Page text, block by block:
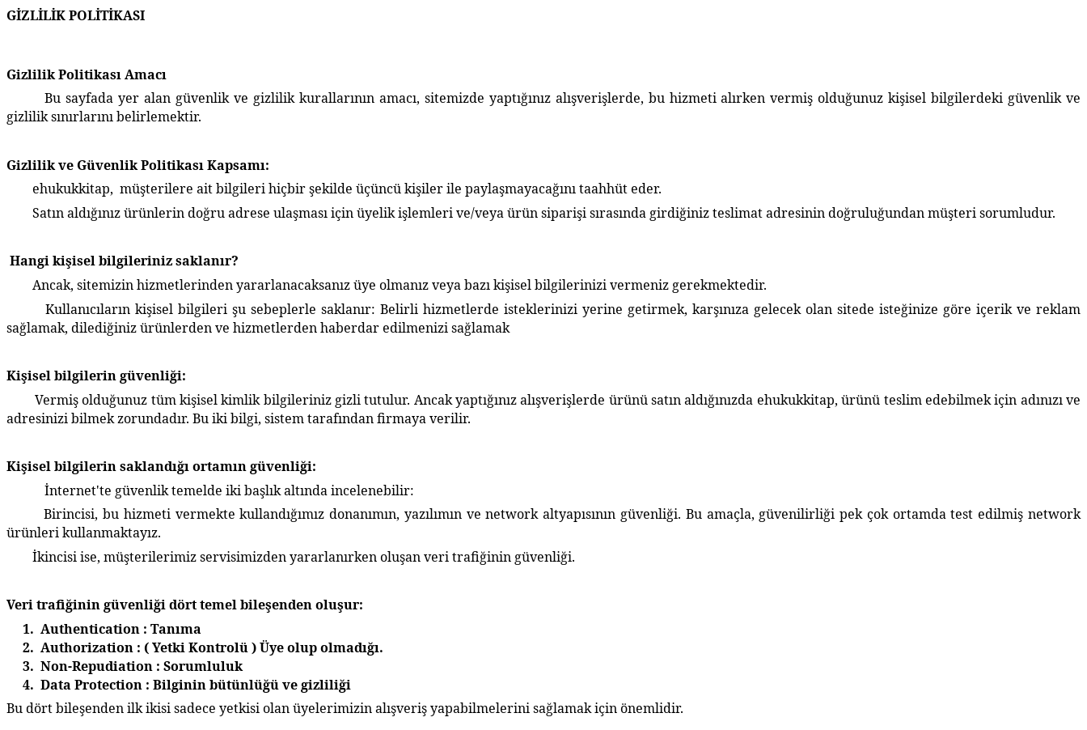
GİZLİLİK POLİTİKASI
Gizlilik Politikası Amacı
Bu sayfada yer alan güvenlik ve gizlilik kurallarının amacı, sitemizde yaptığınız alışverişlerde, bu hizmeti alırken vermiş olduğunuz kişisel bilgilerdeki güvenlik ve
gizlilik sınırlarını belirlemektir.
Gizlilik ve Güvenlik Politikası Kapsamı:
ehukukkitap, müşterilere ait bilgileri hiçbir şekilde üçüncü kişiler ile paylaşmayacağını taahhüt eder.
Satın aldığınız ürünlerin doğru adrese ulaşması için üyelik işlemleri ve/veya ürün siparişi sırasında girdiğiniz teslimat adresinin doğruluğundan müşteri sorumludur.
Hangi kişisel bilgileriniz saklanır?
Ancak, sitemizin hizmetlerinden yararlanacaksanız üye olmanız veya bazı kişisel bilgilerinizi vermeniz gerekmektedir.
Kullanıcıların kişisel bilgileri şu sebeplerle saklanır: Belirli hizmetlerde isteklerinizi yerine getirmek, karşınıza gelecek olan sitede isteğinize göre içerik ve reklam
sağlamak, dilediğiniz ürünlerden ve hizmetlerden haberdar edilmenizi sağlamak
Kişisel bilgilerin güvenliği:
Vermiş olduğunuz tüm kişisel kimlik bilgileriniz gizli tutulur. Ancak yaptığınız alışverişlerde ürünü satın aldığınızda ehukukkitap, ürünü teslim edebilmek için adınızı ve
adresinizi bilmek zorundadır. Bu iki bilgi, sistem tarafından firmaya verilir.
Kişisel bilgilerin saklandığı ortamın güvenliği:
İnternet'te güvenlik temelde iki başlık altında incelenebilir:
Birincisi, bu hizmeti vermekte kullandığımız donanımın, yazılımın ve network altyapısının güvenliği. Bu amaçla, güvenilirliği pek çok ortamda test edilmiş network
ürünleri kullanmaktayız.
İkincisi ise, müşterilerimiz servisimizden yararlanırken oluşan veri trafiğinin güvenliği.
Veri trafiğinin güvenliği dört temel bileşenden oluşur:
1. Authentication : Tanıma
2. Authorization : ( Yetki Kontrolü ) Üye olup olmadığı.
3. Non-Repudiation : Sorumluluk
4. Data Protection : Bilginin bütünlüğü ve gizliliği
Bu dört bileşenden ilk ikisi sadece yetkisi olan üyelerimizin alışveriş yapabilmelerini sağlamak için önemlidir.